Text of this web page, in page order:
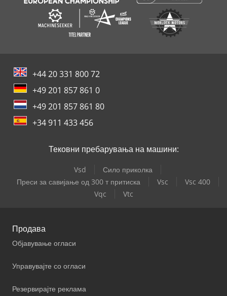
+44 20 331 800 72
+49 201 857 861 0
+49 201 857 861 80
+34 911 433 456
Тековни пребарувања на машини:
Vsd
Сило приколка
Преси за савијање од 300 т притиска
Vsc
Vsc 400
Vqc
Vtc
Продава
Објавување огласи
Управувајте со огласи
Резервирајте реклама